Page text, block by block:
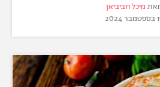
מיכל חביביאן